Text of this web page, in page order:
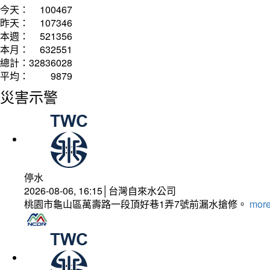
今天：
100467
昨天：
107346
本週：
521356
本月：
632551
總計： 32836028
平均：
9879
災害示警
停水
2026-08-06, 16:15│台灣自來水公司
桃園市龜山區萬壽路一段頂好巷1弄7號前漏水搶修。